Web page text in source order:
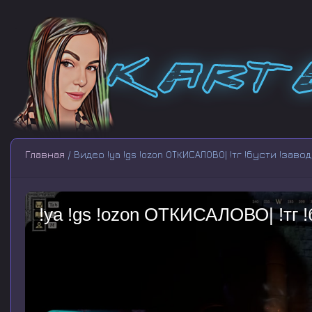
Главная / Видео !ya !gs !ozon ОТКИСАЛОВО| !тг !бусти !завод
!ya !gs !ozon ОТКИСАЛОВО| !тг